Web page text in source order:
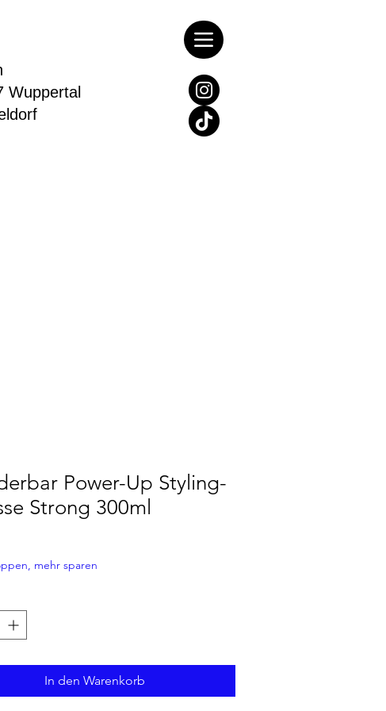
Power-Up Styling-
Strong 300ml
mehr sparen
In den Warenkorb